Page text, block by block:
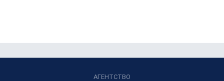
АГЕНТСТВО